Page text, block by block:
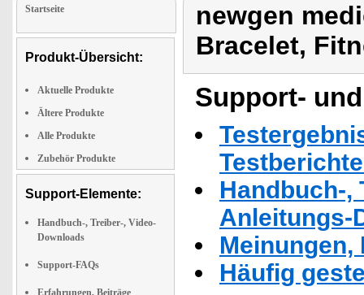
Startseite
Produkt-Übersicht:
Aktuelle Produkte
Ältere Produkte
Alle Produkte
Zubehör Produkte
Support-Elemente:
Handbuch-, Treiber-, Video-
Downloads
Support-FAQs
Erfahrungen, Beiträge
newgen
Bracelet,
Support-
Handbuch-,
Anleitungs-
Häufig